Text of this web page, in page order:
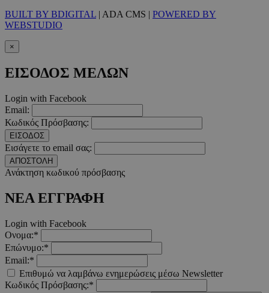
BUILT BY BDIGITAL | ADA CMS | POWERED BY
WEBSTUDIO
×
ΕΙΣΟΔΟΣ ΜΕΛΩΝ
Login with Facebook
Email:
Κωδικός Πρόσβασης:
ΕΙΣΟΔΟΣ
Εισάγετε το email σας:
ΑΠΟΣΤΟΛΗ
Ανάκτηση κωδικού πρόσβασης
ΝΕΑ ΕΓΓΡΑΦΗ
Login with Facebook
Ονομα:*
Επώνυμο:*
Email:*
Επιθυμώ να λαμβάνω ενημερώσεις μέσω Newsletter
Κωδικός Πρόσβασης:*
PHP.net